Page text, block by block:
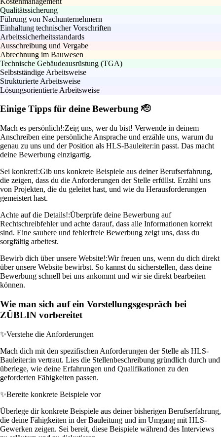
Qualitätssicherung
Führung von Nachunternehmern
Einhaltung technischer Vorschriften
Arbeitssicherheitsstandards
Ausschreibung und Vergabe
Abrechnung im Bauwesen
Technische Gebäudeausrüstung (TGA)
Selbstständige Arbeitsweise
Strukturierte Arbeitsweise
Lösungsorientierte Arbeitsweise
Einige Tipps für deine Bewerbung 🫡
Mach es persönlich!:Zeig uns, wer du bist! Verwende in deinem
Anschreiben eine persönliche Ansprache und erzähle uns, warum du
genau zu uns und der Position als HLS-Bauleiter:in passt. Das macht
deine Bewerbung einzigartig.
Sei konkret!:Gib uns konkrete Beispiele aus deiner Berufserfahrung,
die zeigen, dass du die Anforderungen der Stelle erfüllst. Erzähl uns
von Projekten, die du geleitet hast, und wie du Herausforderungen
gemeistert hast.
Achte auf die Details!:Überprüfe deine Bewerbung auf
Rechtschreibfehler und achte darauf, dass alle Informationen korrekt
sind. Eine saubere und fehlerfreie Bewerbung zeigt uns, dass du
sorgfältig arbeitest.
Bewirb dich über unsere Website!:Wir freuen uns, wenn du dich direkt
über unsere Website bewirbst. So kannst du sicherstellen, dass deine
Bewerbung schnell bei uns ankommt und wir sie direkt bearbeiten
können.
Wie man sich auf ein Vorstellungsgespräch bei
ZÜBLIN vorbereitet
✨Verstehe die Anforderungen
Mach dich mit den spezifischen Anforderungen der Stelle als HLS-
Bauleiter:in vertraut. Lies die Stellenbeschreibung gründlich durch und
überlege, wie deine Erfahrungen und Qualifikationen zu den
geforderten Fähigkeiten passen.
✨Bereite konkrete Beispiele vor
Überlege dir konkrete Beispiele aus deiner bisherigen Berufserfahrung,
die deine Fähigkeiten in der Bauleitung und im Umgang mit HLS-
Gewerken zeigen. Sei bereit, diese Beispiele während des Interviews